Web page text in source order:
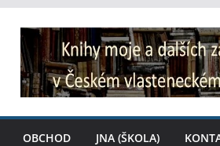
OBCHOD JNA (ŠKOLA)